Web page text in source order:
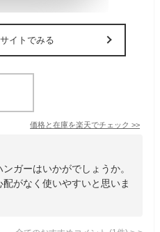
イトでみる
価格と在庫を楽天でチェック >>
ガーはいかがでしょうか。
がなく使いやすいと思いま